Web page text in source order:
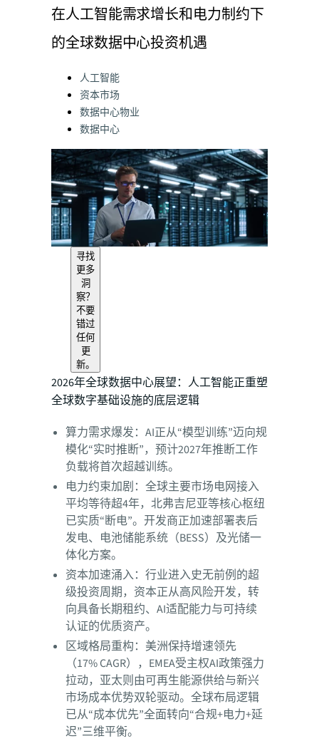
在人工智能需求增长和电力制约下
的全球数据中心投资机遇
Categories:
人工智能
资本市场
数据中心物业
数据中心
寻找
更多
洞
察？
不要
错过
任何
更
新。
2026年全球数据中心展望：人工智能正重塑
全球数字基础设施的底层逻辑
算力需求爆发：AI正从“模型训练”迈向规
模化“实时推断”，预计2027年推断工作
负载将首次超越训练。
电力约束加剧：全球主要市场电网接入
平均等待超4年，北弗吉尼亚等核心枢纽
已实质“断电”。开发商正加速部署表后
发电、电池储能系统（BESS）及光储一
体化方案。
资本加速涌入：行业进入史无前例的超
级投资周期，资本正从高风险开发，转
向具备长期租约、AI适配能力与可持续
认证的优质资产。
区域格局重构：美洲保持增速领先
（17% CAGR），EMEA受主权AI政策强力
拉动，亚太则由可再生能源供给与新兴
市场成本优势双轮驱动。全球布局逻辑
已从“成本优先”全面转向“合规+电力+延
迟”三维平衡。